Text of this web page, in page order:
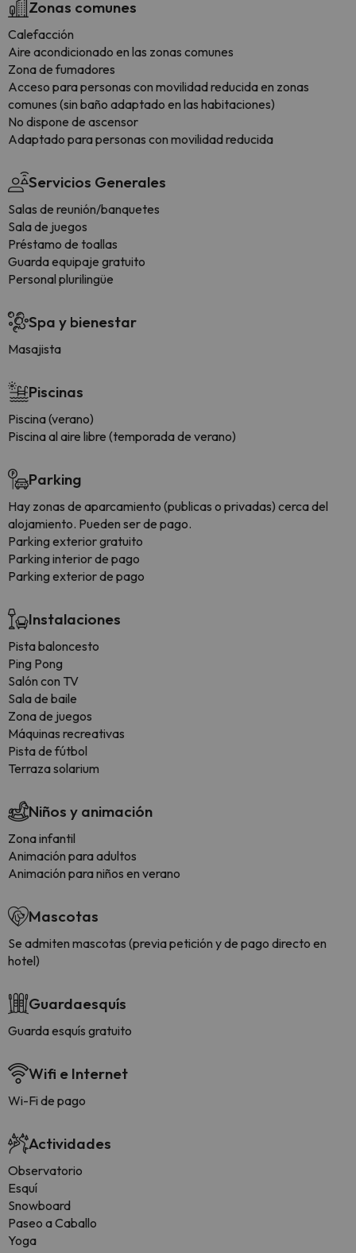
Zonas comunes
Calefacción
Aire acondicionado en las zonas comunes
Zona de fumadores
Acceso para personas con movilidad reducida en zonas
comunes (sin baño adaptado en las habitaciones)
No dispone de ascensor
Adaptado para personas con movilidad reducida
Servicios Generales
Salas de reunión/banquetes
Sala de juegos
Préstamo de toallas
Guarda equipaje gratuito
Personal plurilingüe
Spa y bienestar
Masajista
Piscinas
Piscina (verano)
Piscina al aire libre (temporada de verano)
Parking
Hay zonas de aparcamiento (publicas o privadas) cerca del
alojamiento. Pueden ser de pago.
Parking exterior gratuito
Parking interior de pago
Parking exterior de pago
Instalaciones
Pista baloncesto
Ping Pong
Salón con TV
Sala de baile
Zona de juegos
Máquinas recreativas
Pista de fútbol
Terraza solarium
Niños y animación
Zona infantil
Animación para adultos
Animación para niños en verano
Mascotas
Se admiten mascotas (previa petición y de pago directo en
hotel)
Guardaesquís
Guarda esquís gratuito
Wifi e Internet
Wi-Fi de pago
Actividades
Observatorio
Esquí
Snowboard
Paseo a Caballo
Yoga